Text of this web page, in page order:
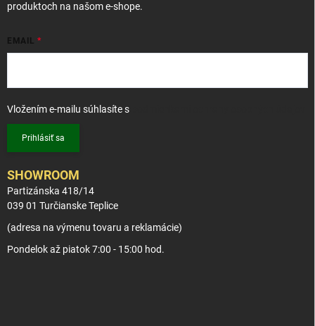
produktoch na našom e-shope.
EMAIL
Vložením e-mailu súhlasíte s
Prihlásiť sa
SHOWROOM
Partizánska 418/14
039 01 Turčianske Teplice
(adresa na výmenu tovaru a reklamácie)
Pondelok až piatok 7:00 - 15:00 hod.